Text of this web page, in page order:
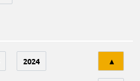
2024 ▲